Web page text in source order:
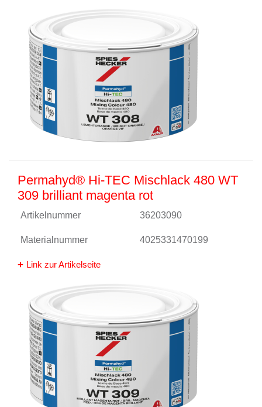
Permahyd® Hi-TEC Mischlack 480 WT
309 brilliant magenta rot
Artikelnummer 36203090
Materialnummer 4025331470199
Link zur Artikelseite